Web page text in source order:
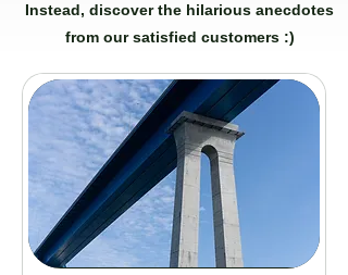
Instead, discover the hilarious anecdotes
from our satisfied customers :)